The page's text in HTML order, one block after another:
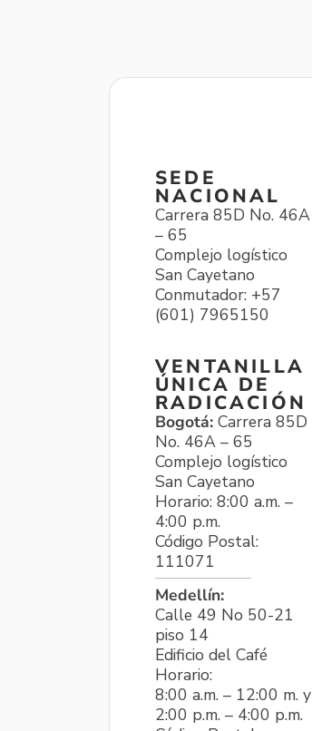
SEDE
NACIONAL
Carrera 85D No. 46A
– 65
Complejo logístico
San Cayetano
Conmutador: +57
(601) 7965150
VENTANILLA
ÚNICA DE
RADICACIÓN
Bogotá: Carrera 85D
No. 46A – 65
Complejo logístico
San Cayetano
Horario: 8:00 a.m. –
4:00 p.m.
Código Postal:
111071
Medellín:
Calle 49 No 50-21
piso 14
Edificio del Café
Horario:
8:00 a.m. – 12:00 m. y
2:00 p.m. – 4:00 p.m.